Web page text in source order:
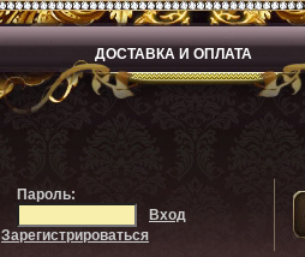
ДОСТАВКА И ОПЛАТА
Пароль:
Вход
Зарегистрироваться